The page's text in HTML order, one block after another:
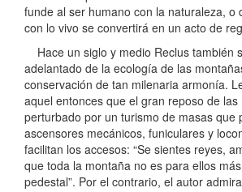
funde al ser humano con la naturaleza, o
con lo vivo se convertirá en un acto de
Hace un siglo y medio Reclus también
adelantado de la ecología de las
conservación de tan milenaria armonía.
aquel entonces que el gran reposo de
perturbado por un turismo de masas que
ascensores mecánicos, funiculares y
facilitan los accesos: “Se sientes reyes,
que toda la montaña no es para ellos
pedestal”. Por el contrario, el autor